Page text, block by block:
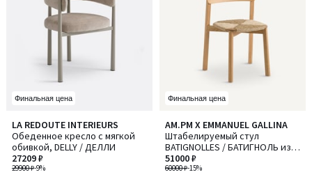
Финальная цена
LA REDOUTE INTERIEURS
Обеденное кресло с мягкой
обивкой, DELLY / ДЕЛЛИ
29900 ₽-9%
27209 ₽
Финальная цена
AM.PM X EMMANUEL GALLINA
Штабелируемый стул
BATIGNOLLES / БАТИГНОЛЬ из
дуба (массив и шпон) и
соломы, дизайн Эммануэля
60000 ₽-15%
51000 ₽
4,7
/ 5